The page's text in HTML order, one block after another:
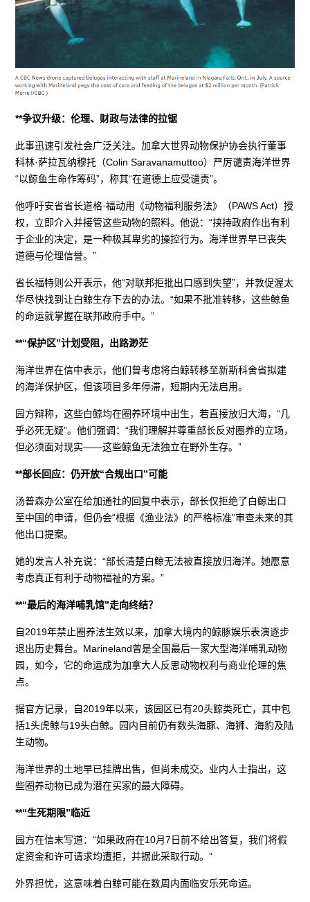
**争议升级：伦理、财政与法律的拉锯
此事迅速引发社会广泛关注。加拿大世界动物保护协会执行董事
科林·萨拉瓦纳穆托（Colin Saravanamuttoo）严厉谴责海洋世界
“以鲸鱼生命作筹码”，称其“在道德上应受谴责”。
他呼吁安省省长道格·福动用《动物福利服务法》（PAWS Act）授
权，立即介入并接管这些动物的照料。他说：“挟持政府作出有利
于企业的决定，是一种极其卑劣的操控行为。海洋世界早已丧失
道德与伦理信誉。”
省长福特则公开表示，他“对联邦拒批出口感到失望”，并敦促渥太
华尽快找到让白鲸生存下去的办法。“如果不批准转移，这些鲸鱼
的命运就掌握在联邦政府手中。”
**“保护区”计划受阻，出路渺茫
海洋世界在信中表示，他们曾考虑将白鲸转移至新斯科舍省拟建
的海洋保护区，但该项目多年停滞，短期内无法启用。
园方辩称，这些白鲸均在圈养环境中出生，若直接放归大海，“几
乎必死无疑”。他们强调：“我们理解并尊重部长反对圈养的立场，
但必须面对现实——这些鲸鱼无法独立在野外生存。”
**部长回应：仍开放“合规出口”可能
汤普森办公室在给加通社的回复中表示，部长仅拒绝了白鲸出口
至中国的申请，但仍会“根据《渔业法》的严格标准”审查未来的其
他出口提案。
她的发言人补充说：“部长清楚白鲸无法被直接放归海洋。她愿意
考虑真正有利于动物福祉的方案。”
**“最后的海洋哺乳馆”走向终结？
自2019年禁止圈养法生效以来，加拿大境内的鲸豚娱乐表演逐步
退出历史舞台。Marineland曾是全国最后一家大型海洋哺乳动物
园，如今，它的命运成为加拿大人反思动物权利与商业伦理的焦
点。
据官方记录，自2019年以来，该园区已有20头鲸类死亡，其中包
括1头虎鲸与19头白鲸。园内目前仍有数头海豚、海狮、海豹及陆
生动物。
海洋世界的土地早已挂牌出售，但尚未成交。业内人士指出，这
些圈养动物已成为潜在买家的最大障碍。
**“生死期限”临近
园方在信末写道：“如果政府在10月7日前不给出答复，我们将假
定资金和许可请求均遭拒，并据此采取行动。”
外界担忧，这意味着白鲸可能在数周内面临安乐死命运。